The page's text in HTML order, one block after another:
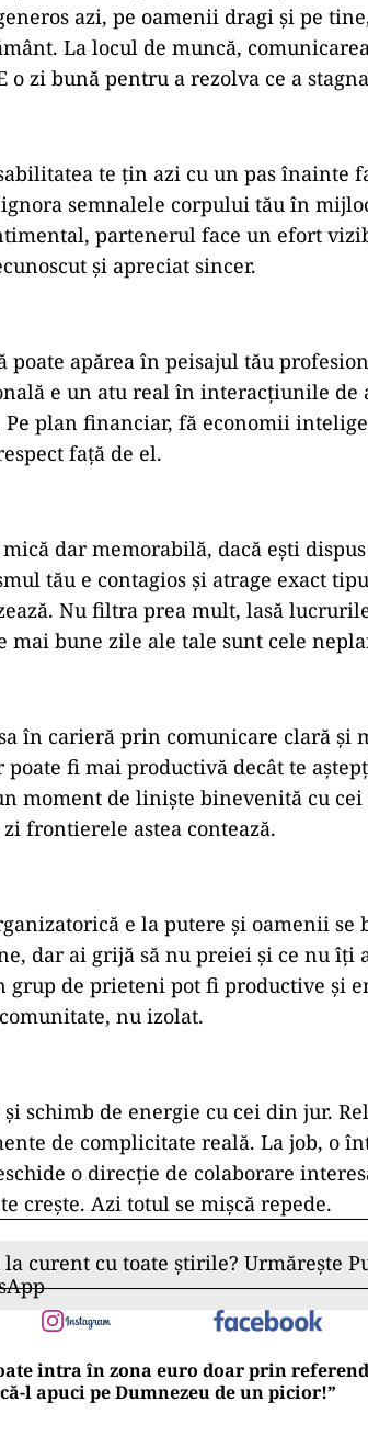
azi, pe oamenii dragi și pe
La locul de muncă,
zi bună pentru a rezolva ce a
te țin azi cu un pas înainte
semnalele corpului tău în
partenerul face un efort
și apreciat sincer.
poate apărea în peisajul tău
e un atu real în interacțiunile de
plan financiar, fă economii
față de el.
dar memorabilă, dacă ești
tău e contagios și atrage exact
Nu filtra prea mult, lasă lucrurile
mai bune zile ale tale sunt cele
în carieră prin comunicare clară și
fi mai productivă decât te
moment de liniște binevenită cu cei
frontierele astea contează.
e la putere și oamenii se
dar ai grijă să nu preiei și ce nu
grup de prieteni pot fi productive și
nu izolat.
schimb de energie cu cei din jur.
de complicitate reală. La job, o
o direcție de colaborare
crește. Azi totul se mișcă repede.
curent cu toate știrile? Urmărește
intra în zona euro doar prin
l apuci pe Dumnezeu de un picior!”